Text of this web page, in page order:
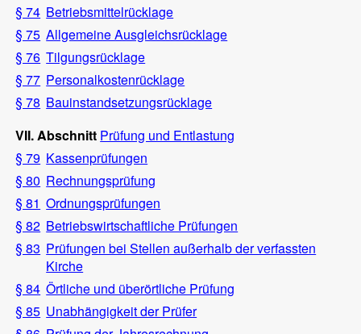
§ 74 Betriebsmittelrücklage
§ 75 Allgemeine Ausgleichsrücklage
§ 76 Tilgungsrücklage
§ 77 Personalkostenrücklage
§ 78 Bauinstandsetzungsrücklage
VII. Abschnitt Prüfung und Entlastung
§ 79 Kassenprüfungen
§ 80 Rechnungsprüfung
§ 81 Ordnungsprüfungen
§ 82 Betriebswirtschaftliche Prüfungen
§ 83 Prüfungen bei Stellen außerhalb der verfassten
Kirche
§ 84 Örtliche und überörtliche Prüfung
§ 85 Unabhängigkeit der Prüfer